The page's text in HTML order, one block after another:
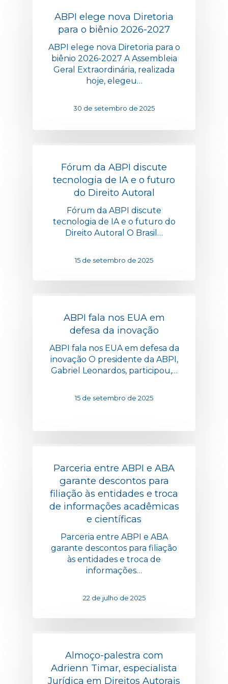
ABPI elege nova Diretoria
para o biênio 2026-2027
ABPI elege nova Diretoria para o
biênio 2026-2027 A Assembleia
Geral Extraordinária, realizada
hoje, elegeu…
30 de setembro de 2025
Fórum da ABPI discute
tecnologia de IA e o futuro
do Direito Autoral
Fórum da ABPI discute
tecnologia de IA e o futuro do
Direito Autoral O Brasil…
15 de setembro de 2025
ABPI fala nos EUA em
defesa da inovação
ABPI fala nos EUA em defesa da
inovação O presidente da ABPI,
Gabriel Leonardos, participou,…
15 de setembro de 2025
Parceria entre ABPI e ABA
garante descontos para
filiação às entidades e troca
de informações acadêmicas
e científicas
Parceria entre ABPI e ABA
garante descontos para filiação
às entidades e troca de
informações…
22 de julho de 2025
Almoço-palestra com
Adrienn Timar, especialista
Jurídica em Direitos Autorais